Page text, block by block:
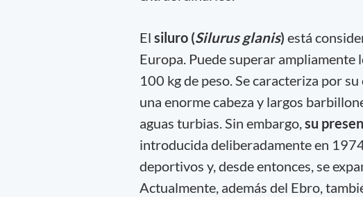
El siluro (Silurus glanis) está
Europa. Puede superar ampliamente
100 kg de peso. Se caracteriza por
una enorme cabeza y largos
aguas turbias. Sin embargo,su
introducida deliberadamente en
deportivos y, desde entonces, se
Actualmente, además del Ebro,